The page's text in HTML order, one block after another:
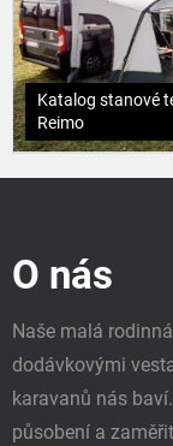
Katalog stanové
Reimo
O nás
Naše malá
dodávkovými
karavanů nás
působení a